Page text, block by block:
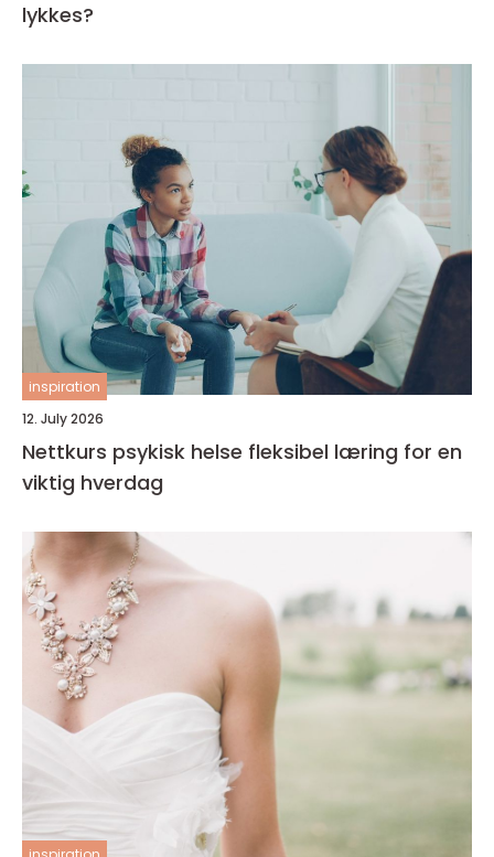
lykkes?
inspiration
12. July 2026
Nettkurs psykisk helse fleksibel læring for en
viktig hverdag